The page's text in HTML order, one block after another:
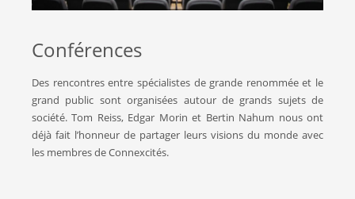
Conférences
Des rencontres entre spécialistes de grande renommée et le
grand public sont organisées autour de grands sujets de
société. Tom Reiss, Edgar Morin et Bertin Nahum nous ont
déjà fait l’honneur de partager leurs visions du monde avec
les membres de Connexcités.